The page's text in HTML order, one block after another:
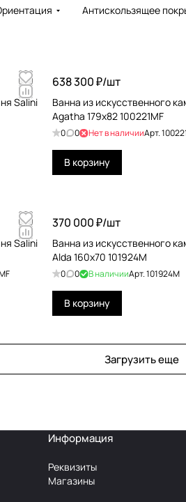
традицию итальянского
Антискользящее
Salini
638 300 ₽/шт
Ванна из искусственного
Agatha 179x82 100221MF
0 0 Нет в наличииАрт.
В корзину
Salini
370 000 ₽/шт
Ванна из искусственного
Alda 160x70 101924M
0 0 В наличииАрт.101924M
В корзину
Загрузить еще
Информация
Реквизиты
Магазины